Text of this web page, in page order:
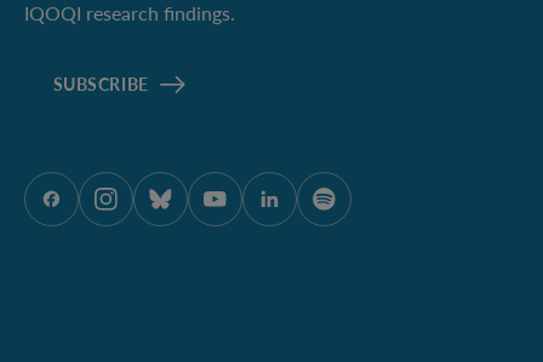
IQOQI research findings.
SUBSCRIBE
ÖAW auf Facebook
ÖAW auf Instagram
ÖAW auf Bluesky
ÖAW auf Youtube
ÖAW auf LinkedIn
ÖAW auf Spotify